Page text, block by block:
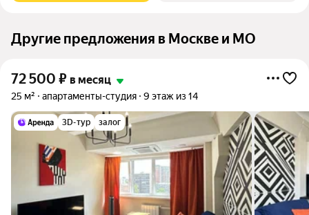
Другие предложения в Москве и МО
72 500 ₽ в месяц
25 м² апартаменты-студия 9 этаж из 14
3D-тур залог